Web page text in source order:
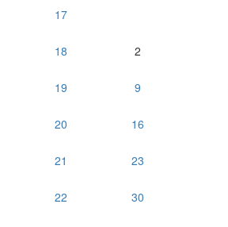
17
18 2
19 9
20 16
21 23
22 30